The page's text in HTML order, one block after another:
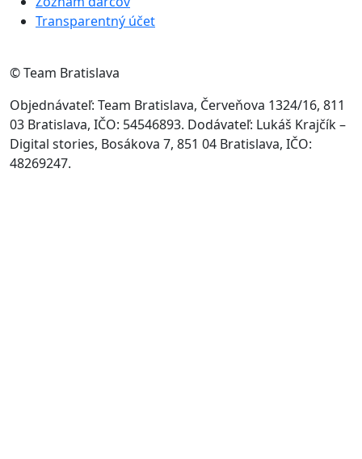
Transparentný účet
© Team Bratislava
Objednávateľ: Team Bratislava, Červeňova 1324/16, 811
03 Bratislava, IČO: 54546893. Dodávateľ: Lukáš Krajčík –
Digital stories, Bosákova 7, 851 04 Bratislava, IČO:
48269247.